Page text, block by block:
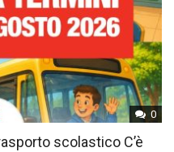
0
scolastico C’è